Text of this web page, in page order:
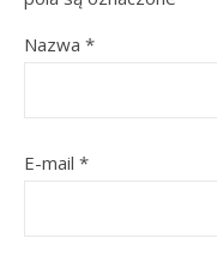
Nazwa *
E-mail *